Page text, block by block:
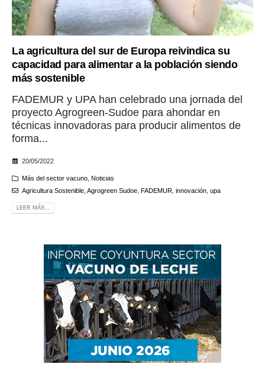
La agricultura del sur de Europa reivindica su
capacidad para alimentar a la población siendo
más sostenible
FADEMUR y UPA han celebrado una jornada del
proyecto Agrogreen-Sudoe para ahondar en
técnicas innovadoras para producir alimentos de
forma...
20/05/2022
Más del sector vacuno, Noticias
Agricultura Sostenible, Agrogreen Sudoe, FADEMUR, innovación, upa
LEER MÁS...